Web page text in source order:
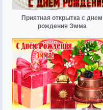
Приятная открытка с днем
рождения Эмма